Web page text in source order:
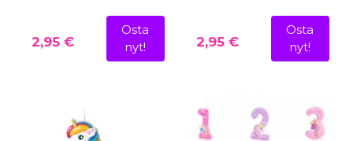
2,95 €
Osta
nyt!
2,95 €
Osta
nyt!